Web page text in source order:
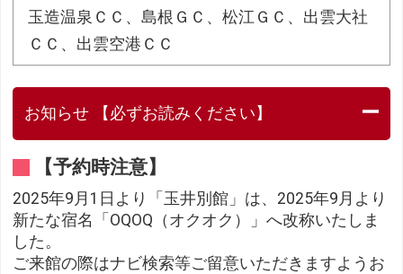
玉造温泉ＣＣ、島根ＧＣ、松江ＧＣ、出雲大社
ＣＣ、出雲空港ＣＣ
お知らせ 【必ずお読みください】
【予約時注意】
2025年9月1日より「玉井別館」は、2025年9月より
新たな宿名「OQOQ（オクオク）」へ改称いたしま
した。
ご来館の際はナビ検索等ご留意いただきますようお